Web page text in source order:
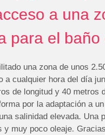
a una
para el baño
una zona de unos
a cualquier hora del día
de longitud y 40 metros
por la adaptación a
salinidad elevada.
muy poco oleaje.